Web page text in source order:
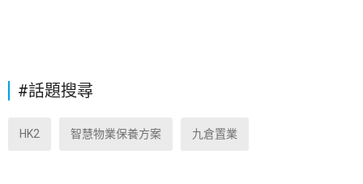
#話題搜尋
HK2 智慧物業保養方案 九倉置業